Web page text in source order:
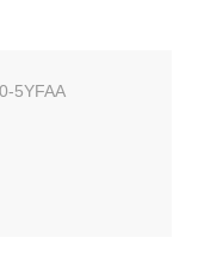
5YFAA